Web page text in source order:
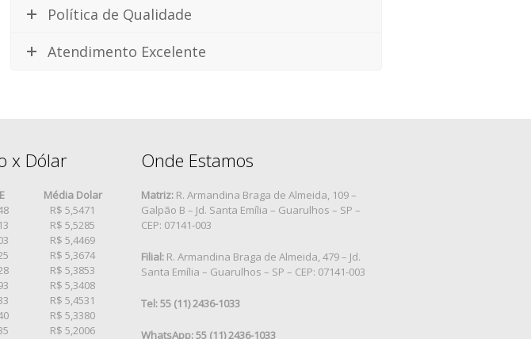
Política de Qualidade
Atendimento Excelente
x Dólar
Média Dolar
R$ 5,5471
R$ 5,5285
R$ 5,4469
R$ 5,3674
R$ 5,3853
R$ 5,3408
R$ 5,4531
R$ 5,3380
R$ 5,2006
Onde Estamos
Matriz: R. Armandina Braga de Almeida, 109 –
Galpão B – Jd. Santa Emília – Guarulhos – SP –
CEP: 07141-003
Filial: R. Armandina Braga de Almeida, 479 – Jd.
Santa Emília – Guarulhos – SP – CEP: 07141-003
Tel: 55 (11) 2436-1033
WhatsApp: 55 (11) 2436-1033